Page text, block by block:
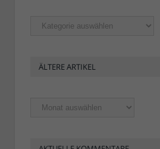
Rubriken
ÄLTERE ARTIKEL
Ältere
Artikel